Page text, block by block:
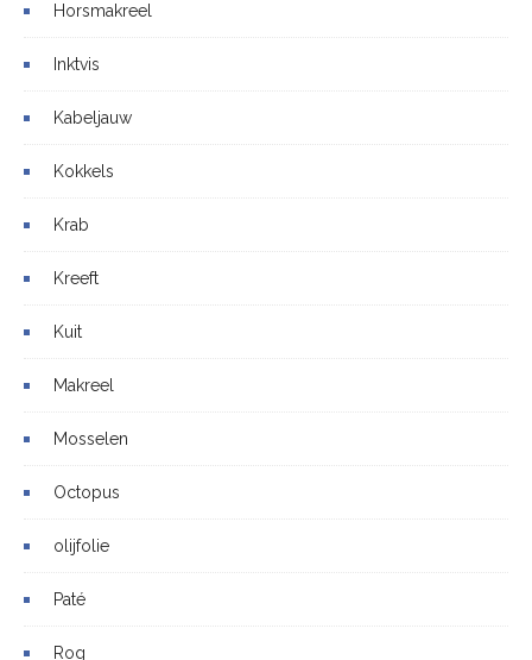
Horsmakreel
Inktvis
Kabeljauw
Kokkels
Krab
Kreeft
Kuit
Makreel
Mosselen
Octopus
olijfolie
Paté
Rog